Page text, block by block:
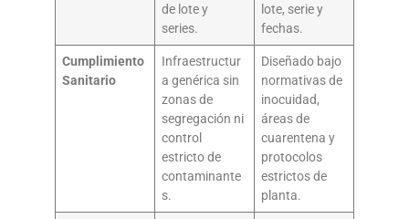
de lote y
series.
lote, serie y
fechas.
Cumplimiento
Sanitario
Infraestructur
a genérica sin
zonas de
segregación ni
control
estricto de
contaminante
s.
Diseñado bajo
normativas de
inocuidad,
áreas de
cuarentena y
protocolos
estrictos de
planta.